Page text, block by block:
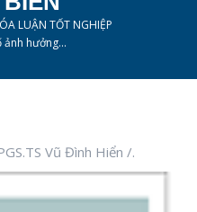
LUẬN TỐT NGHIỆP
ảnh hưởng…
Vũ Đình Hiển /.